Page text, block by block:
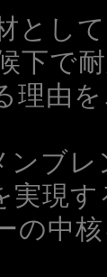
し
下で
理由
ンブ
実現
の中